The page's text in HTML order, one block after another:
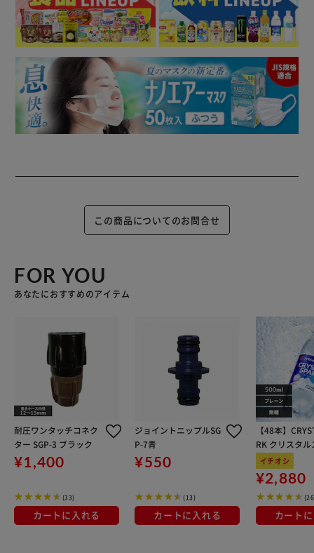
この商品についてのお問合せ
FOR YOU
あなたにおすすめのアイテム
耐圧ワンタッチコネク
ター SGP-3 ブラック
¥1,400
(33)
カートに入れる
ジョイントニップルSG
P-7青
¥550
(13)
カートに入れる
【48本】
RK クリスタル
ク プレーン
イチオシ
¥2,880
カート